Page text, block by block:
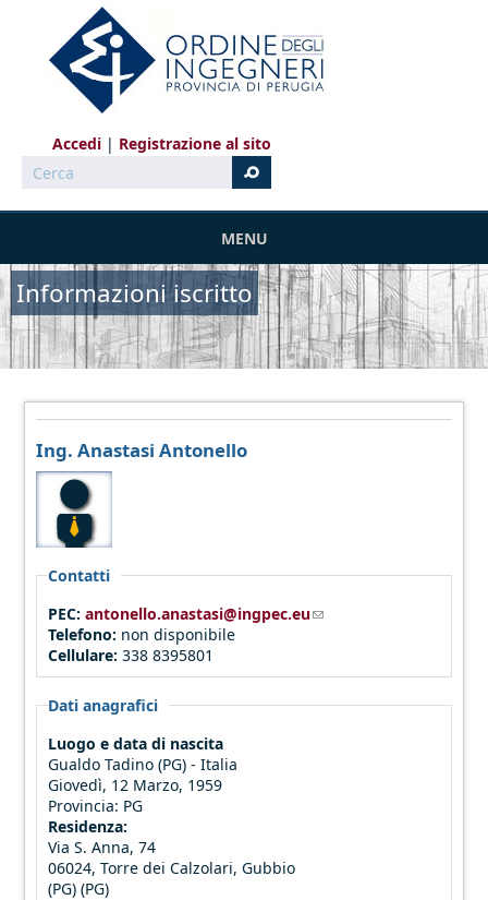
Salta al contenuto principale
Accedi
Registrazione al sito
Cerca
MENU
Informazioni iscritto
Ing. Anastasi Antonello
Contatti
PEC:antonello.anastasi@ingpec.eu(link sends e-mail)
Telefono: non disponibile
Cellulare:338 8395801
Dati anagrafici
Luogo e data di nascita
Gualdo Tadino (PG) - Italia
Giovedì, 12 Marzo, 1959
Provincia: PG
Residenza:
Via S. Anna, 74
06024, Torre dei Calzolari, Gubbio
(PG) (PG)